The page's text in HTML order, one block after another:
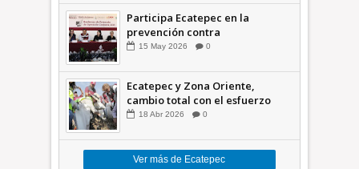
Participa Ecatepec en la
prevención contra
inundaciones en el Valle de
15 May 2026 0
Ecatepec y Zona Oriente,
cambio total con el esfuerzo
conjunto: Azucena; retiran 21
18 Abr 2026 0
Ver más de Ecatepec